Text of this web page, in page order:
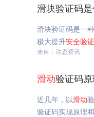
滑块验证码
滑块验证码是一
极大提升安全验证
来自：动态资讯
滑动验证码
近几年，以滑动
验证码实现原理和